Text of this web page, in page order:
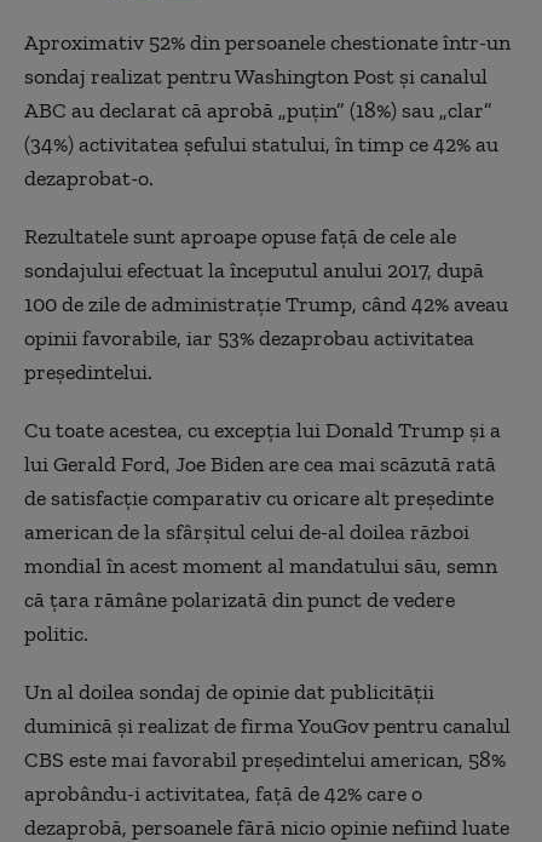
Aproximativ 52% din persoanele chestionate într-un
sondaj realizat pentru Washington Post şi canalul
ABC au declarat că aprobă „puţin” (18%) sau „clar”
(34%) activitatea şefului statului, în timp ce 42% au
dezaprobat-o.
Rezultatele sunt aproape opuse faţă de cele ale
sondajului efectuat la începutul anului 2017, după
100 de zile de administraţie Trump, când 42% aveau
opinii favorabile, iar 53% dezaprobau activitatea
preşedintelui.
Cu toate acestea, cu excepţia lui Donald Trump şi a
lui Gerald Ford, Joe Biden are cea mai scăzută rată
de satisfacţie comparativ cu oricare alt preşedinte
american de la sfârşitul celui de-al doilea război
mondial în acest moment al mandatului său, semn
că ţara rămâne polarizată din punct de vedere
politic.
Un al doilea sondaj de opinie dat publicităţii
duminică şi realizat de firma YouGov pentru canalul
CBS este mai favorabil preşedintelui american, 58%
aprobându-i activitatea, faţă de 42% care o
dezaprobă, persoanele fără nicio opinie nefiind luate